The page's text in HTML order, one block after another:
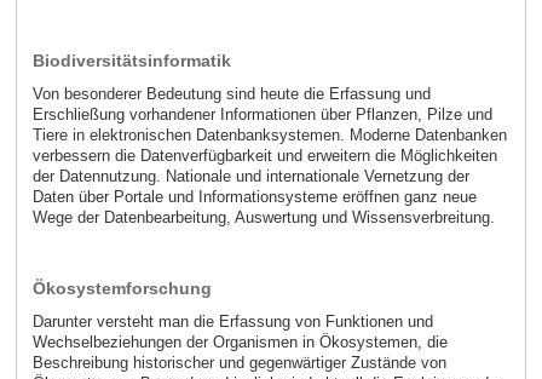
Biodiversitätsinformatik
Von besonderer Bedeutung sind heute die Erfassung und
Erschließung vorhandener Informationen über Pflanzen, Pilze und
Tiere in elektronischen Datenbanksystemen. Moderne Datenbanken
verbessern die Datenverfügbarkeit und erweitern die Möglichkeiten
der Datennutzung. Nationale und internationale Vernetzung der
Daten über Portale und Informationsysteme eröffnen ganz neue
Wege der Datenbearbeitung, Auswertung und Wissensverbreitung.
Ökosystemforschung
Darunter versteht man die Erfassung von Funktionen und
Wechselbeziehungen der Organismen in Ökosystemen, die
Beschreibung historischer und gegenwärtiger Zustände von